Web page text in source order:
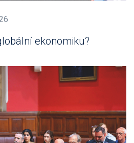
ekonomiku?